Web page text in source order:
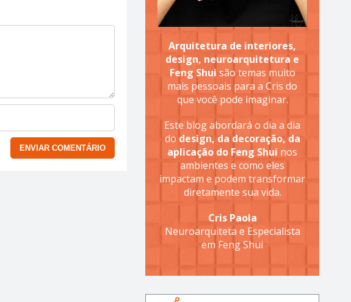
Arquitetura de interiores,
design, neuroarquitetura e
Feng Shui são temas muito
mais pessoais para a Cris do
que você pode imaginar.
Este blog abordará o dia a dia
do design, da decoração, da
aplicação do Feng Shui nos
ambientes e como eles
impactam e podem transformar
diretamente sua vida.
Cris Paola
Neuroarquiteta e Especialista
em Feng Shui